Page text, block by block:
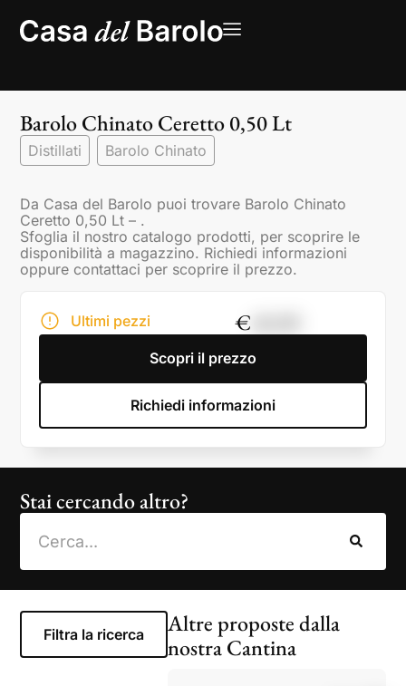
Barolo Chinato Ceretto 0,50 Lt
Distillati Barolo Chinato
Da Casa del Barolo puoi trovare Barolo Chinato
Ceretto 0,50 Lt – .
Sfoglia il nostro catalogo prodotti, per scoprire le
disponibilità a magazzino. Richiedi informazioni
oppure contattaci per scoprire il prezzo.
Ultimi pezzi €
Scopri il prezzo
Richiedi informazioni
Stai cercando altro?
Filtra la ricerca
Altre proposte dalla
nostra Cantina